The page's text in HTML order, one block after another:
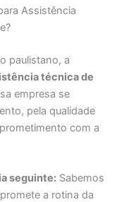
Assistência
paulistano, a
técnica de
empresa se
pela qualidade
com a
seguinte: Sabemos
a rotina da